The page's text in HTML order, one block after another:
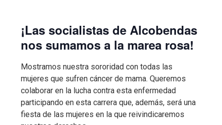
¡Las socialistas de Alcobendas
nos sumamos a la marea rosa!
Mostramos nuestra sororidad con todas las
mujeres que sufren cáncer de mama. Queremos
colaborar en la lucha contra esta enfermedad
participando en esta carrera que, además, será una
fiesta de las mujeres en la que reivindicaremos